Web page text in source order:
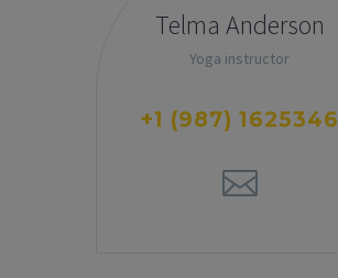
Telma Anderson
Yoga instructor
+1 (987) 1625346